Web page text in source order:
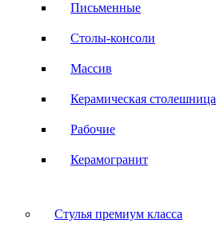
Письменные
Столы-консоли
Массив
Керамическая столешница
Рабочие
Керамогранит
Стулья премиум класса